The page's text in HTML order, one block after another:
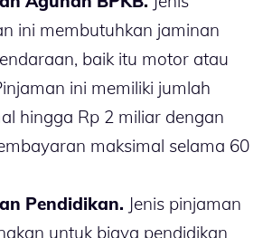
ini membutuhkan jaminan
baik itu motor atau
ini memiliki jumlah
hingga Rp 2 miliar dengan
maksimal selama 60
Pendidikan. Jenis pinjaman
untuk biaya pendidikan